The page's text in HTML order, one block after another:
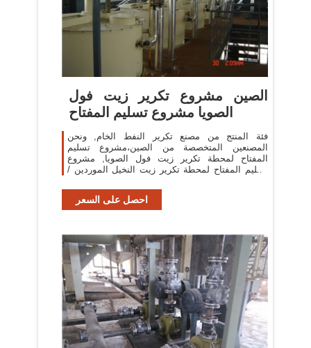
الصين مشروع تكرير زيت فول
الصويا مشروع تسليم المفتاح
فئة المنتج من مصنع تكرير النفط الخام, ونحن
المصنعين المتخصصة من الصين،مشروع تسليم
المفتاح لمحطة تكرير زيت فول الصويا, مشروع
تسليم المفتاح لمحطة تكرير زيت النخيل الموردين /
احصل على السعر